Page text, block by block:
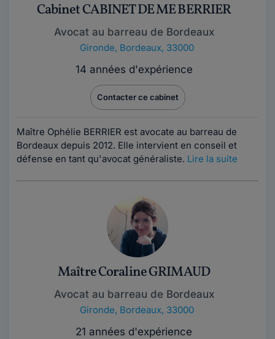
Cabinet CABINET DE ME BERRIER
Avocat au barreau de Bordeaux
Gironde, Bordeaux, 33000
14 années d'expérience
Contacter ce cabinet
Maître Ophélie BERRIER est avocate au barreau de
Bordeaux depuis 2012. Elle intervient en conseil et
défense en tant qu'avocat généraliste. Lire la suite
Maître Coraline GRIMAUD
Avocat au barreau de Bordeaux
Gironde, Bordeaux, 33000
21 années d'expérience